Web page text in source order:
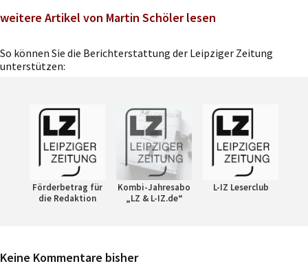
weitere Artikel von Martin Schöler lesen
So können Sie die Berichterstattung der Leipziger Zeitung
unterstützen:
Förderbetrag für
die Redaktion
Kombi-Jahresabo
„LZ & L-IZ.de“
L-IZ Leserclub
Keine Kommentare bisher